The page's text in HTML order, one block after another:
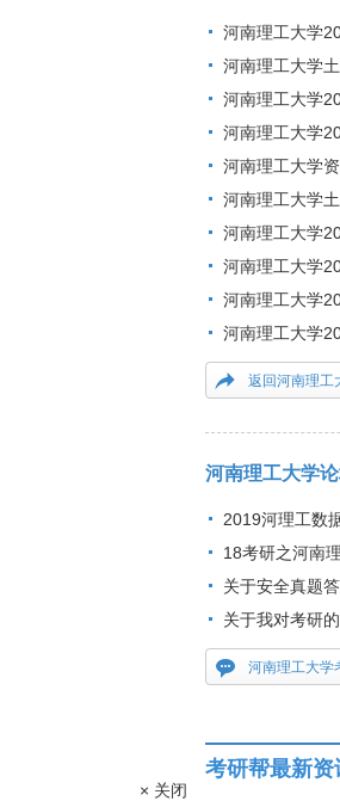
河南理工大学
河南理工大学
河南理工大学
河南理工大学
河南理工大学
河南理工大学
河南理工大学
河南理工大学
河南理工大学
河南理工大学
返回河南理工
河南理工大学论
2019河理工数
18考研之河南
关于安全真题
关于我对考研
河南理工大学
考研帮最新资
× 关闭